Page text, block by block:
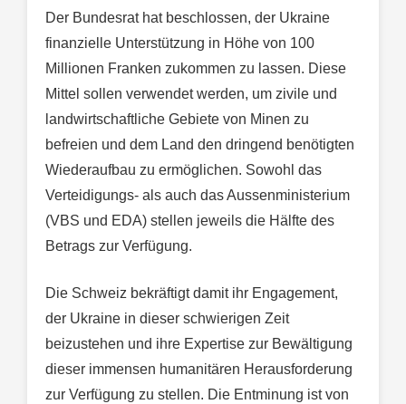
Der Bundesrat hat beschlossen, der Ukraine
finanzielle Unterstützung in Höhe von 100
Millionen Franken zukommen zu lassen. Diese
Mittel sollen verwendet werden, um zivile und
landwirtschaftliche Gebiete von Minen zu
befreien und dem Land den dringend benötigten
Wiederaufbau zu ermöglichen. Sowohl das
Verteidigungs- als auch das Aussenministerium
(VBS und EDA) stellen jeweils die Hälfte des
Betrags zur Verfügung.
Die Schweiz bekräftigt damit ihr Engagement,
der Ukraine in dieser schwierigen Zeit
beizustehen und ihre Expertise zur Bewältigung
dieser immensen humanitären Herausforderung
zur Verfügung zu stellen. Die Entminung ist von